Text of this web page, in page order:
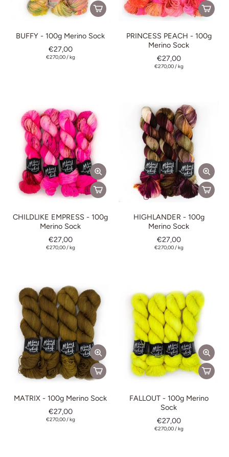
BUFFY - 100g Merino Sock
€27,00
€270,00/kg
PRINCESS PEACH - 100g
Merino Sock
€27,00
€270,00/kg
CHILDLIKE EMPRESS - 100g
Merino Sock
€27,00
€270,00/kg
HIGHLANDER - 100g
Merino Sock
€27,00
€270,00/kg
MATRIX - 100g Merino Sock
€27,00
€270,00/kg
FALLOUT - 100g Merino
Sock
€27,00
€270,00/kg